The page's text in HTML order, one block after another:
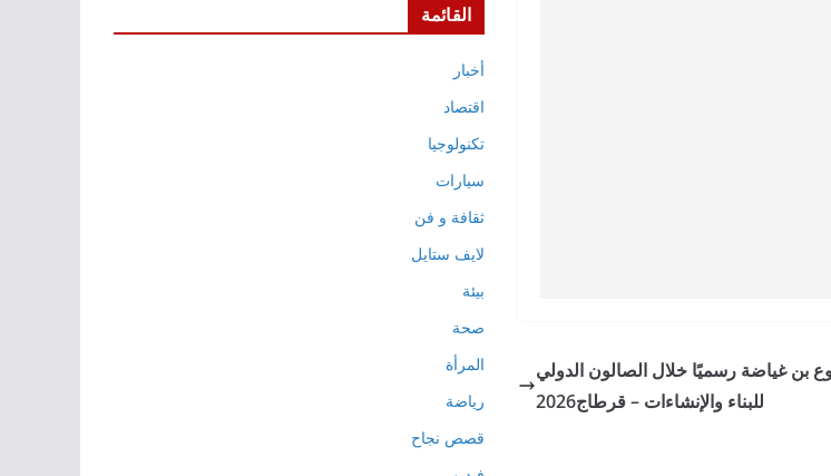
بن غياضة رسميًا خلال الصالون الدولي
للبناء والإنشاءات – قرطاج2026
القائمة
أخبار
اقتصاد
تكنولوجيا
سيارات
ثقافة و فن
لايف ستايل
بيئة
صحة
المرأة
رياضة
قصص نجاح